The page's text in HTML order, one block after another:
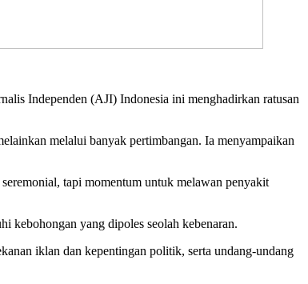
Independen (AJI) Indonesia ini menghadirkan ratusan
melalui banyak pertimbangan. Ia menyampaikan
tapi momentum untuk melawan penyakit
kebohongan yang dipoles seolah kebenaran.
iklan dan kepentingan politik, serta undang-undang